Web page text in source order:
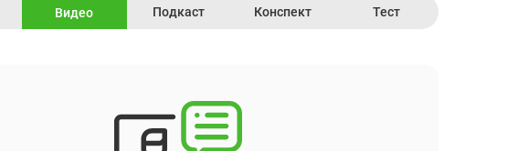
Видео Подкаст Конспект Тест